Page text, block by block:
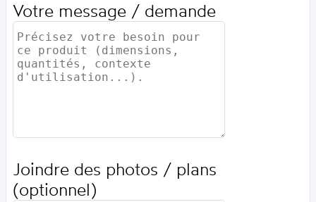
Votre message / demande
Joindre des photos / plans
(optionnel)